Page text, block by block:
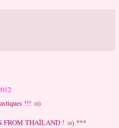
!!! :o)
FROM THAÏLAND ! :o) ***